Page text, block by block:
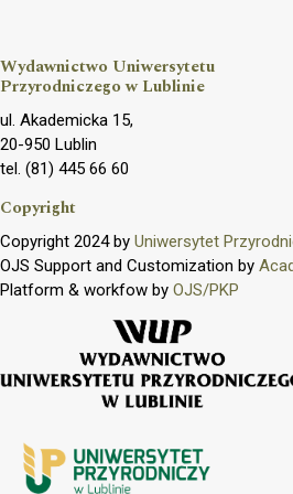
Wydawnictwo Uniwersytetu
Przyrodniczego w Lublinie
ul. Akademicka 15,
20-950 Lublin
tel. (81) 445 66 60
Copyright
Copyright 2024 by Uniwersytet
OJS Support and Customization by
Platform & workfow by OJS/PKP